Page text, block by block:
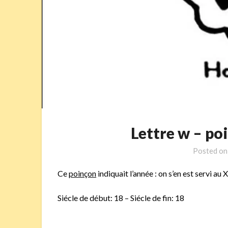
Lettre w –
Posted on
Cepoinçon indiquait l’année : on s’en est servi
Siécle de début: 18 – Siécle de fin: 18